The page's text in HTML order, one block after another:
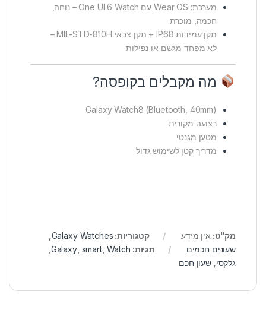
מערכת: Wear OS עם One UI 6 Watch – נוחה,
חכמה, מוכרת.
תקן עמידות IP68 + תקן צבאי MIL-STD-810H –
לא מפחד מגשם או נפילות.
מה מקבלים בקופסה?
Galaxy Watch8 (Bluetooth, 40mm)
רצועה מקורית
מטען מגנטי
מדריך קטן לשימוש גדול
מק"ט: אין מידע קטגוריות: Galaxy Watches
שעונים חכמים
תגיות: Galaxy, smart, Watch
גלקסי ,שעון חכם